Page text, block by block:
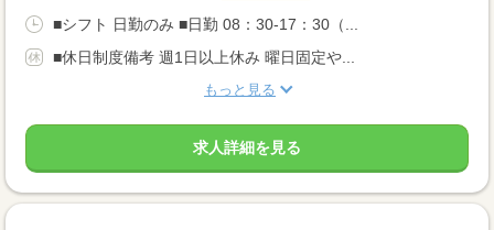
■シフト 日勤のみ ■日勤 08：30-17：30（...
■休日制度備考 週1日以上休み 曜日固定や...
もっと見る
求人詳細を見る